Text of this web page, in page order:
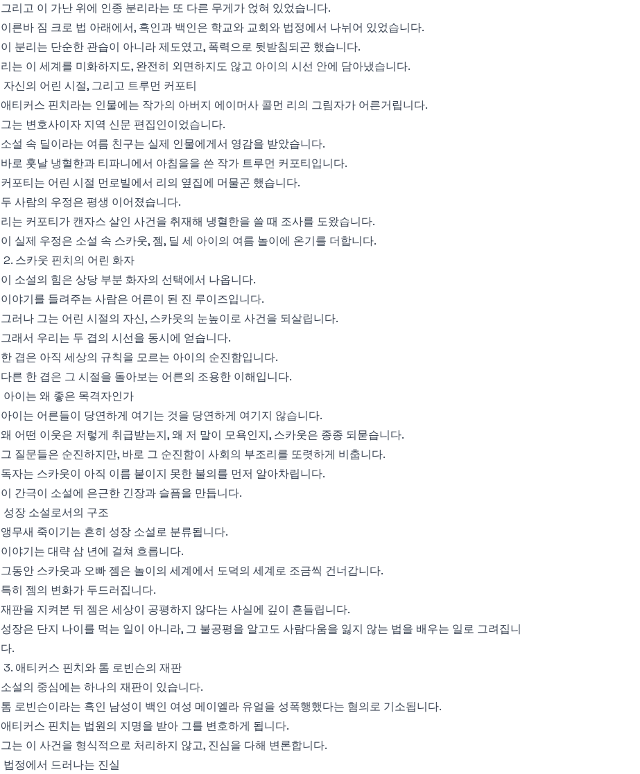
그리고 이 가난 위에 인종 분리라는 또 다른 무게가 얹혀 있었습니다.
이른바 짐 크로 법 아래에서, 흑인과 백인은 학교와 교회와 법정에서 나뉘어 있었습니다.
이 분리는 단순한 관습이 아니라 제도였고, 폭력으로 뒷받침되곤 했습니다.
리는 이 세계를 미화하지도, 완전히 외면하지도 않고 아이의 시선 안에 담아냈습니다.
자신의 어린 시절, 그리고 트루먼 커포티
애티커스 핀치라는 인물에는 작가의 아버지 에이머사 콜먼 리의 그림자가 어른거립니다.
그는 변호사이자 지역 신문 편집인이었습니다.
소설 속 딜이라는 여름 친구는 실제 인물에게서 영감을 받았습니다.
바로 훗날 냉혈한과 티파니에서 아침을을 쓴 작가 트루먼 커포티입니다.
커포티는 어린 시절 먼로빌에서 리의 옆집에 머물곤 했습니다.
두 사람의 우정은 평생 이어졌습니다.
리는 커포티가 캔자스 살인 사건을 취재해 냉혈한을 쓸 때 조사를 도왔습니다.
이 실제 우정은 소설 속 스카웃, 젬, 딜 세 아이의 여름 놀이에 온기를 더합니다.
2. 스카웃 핀치의 어린 화자
이 소설의 힘은 상당 부분 화자의 선택에서 나옵니다.
이야기를 들려주는 사람은 어른이 된 진 루이즈입니다.
그러나 그는 어린 시절의 자신, 스카웃의 눈높이로 사건을 되살립니다.
그래서 우리는 두 겹의 시선을 동시에 얻습니다.
한 겹은 아직 세상의 규칙을 모르는 아이의 순진함입니다.
다른 한 겹은 그 시절을 돌아보는 어른의 조용한 이해입니다.
아이는 왜 좋은 목격자인가
아이는 어른들이 당연하게 여기는 것을 당연하게 여기지 않습니다.
왜 어떤 이웃은 저렇게 취급받는지, 왜 저 말이 모욕인지, 스카웃은 종종 되묻습니다.
그 질문들은 순진하지만, 바로 그 순진함이 사회의 부조리를 또렷하게 비춥니다.
독자는 스카웃이 아직 이름 붙이지 못한 불의를 먼저 알아차립니다.
이 간극이 소설에 은근한 긴장과 슬픔을 만듭니다.
성장 소설로서의 구조
앵무새 죽이기는 흔히 성장 소설로 분류됩니다.
이야기는 대략 삼 년에 걸쳐 흐릅니다.
그동안 스카웃과 오빠 젬은 놀이의 세계에서 도덕의 세계로 조금씩 건너갑니다.
특히 젬의 변화가 두드러집니다.
재판을 지켜본 뒤 젬은 세상이 공평하지 않다는 사실에 깊이 흔들립니다.
성장은 단지 나이를 먹는 일이 아니라, 그 불공평을 알고도 사람다움을 잃지 않는 법을 배우는 일로 그려집니
다.
3. 애티커스 핀치와 톰 로빈슨의 재판
소설의 중심에는 하나의 재판이 있습니다.
톰 로빈슨이라는 흑인 남성이 백인 여성 메이엘라 유얼을 성폭행했다는 혐의로 기소됩니다.
애티커스 핀치는 법원의 지명을 받아 그를 변호하게 됩니다.
그는 이 사건을 형식적으로 처리하지 않고, 진심을 다해 변론합니다.
법정에서 드러나는 진실